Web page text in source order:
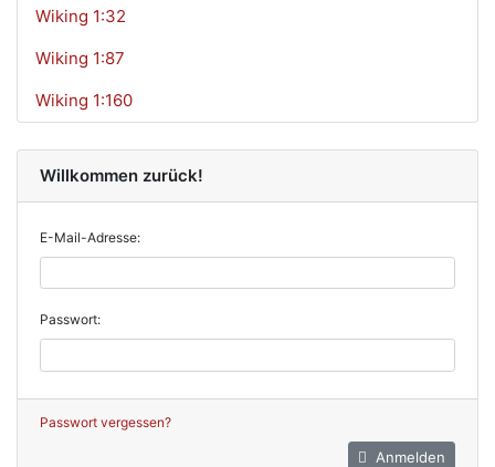
Wiking 1:32
Wiking 1:87
Wiking 1:160
Willkommen zurück!
E-Mail-Adresse:
Passwort:
Passwort vergessen?
Anmelden